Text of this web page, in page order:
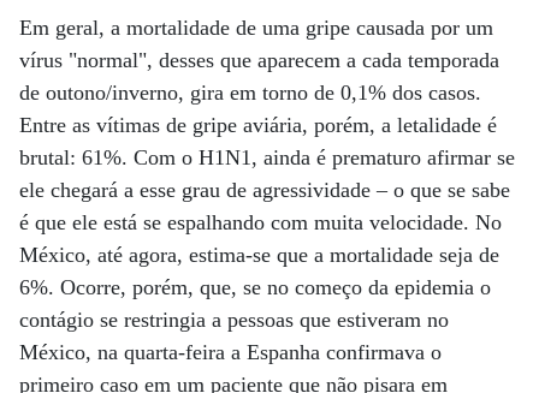
Em geral, a mortalidade de uma gripe causada por um
vírus "normal", desses que aparecem a cada temporada
de outono/inverno, gira em torno de 0,1% dos casos.
Entre as vítimas de gripe aviária, porém, a letalidade é
brutal: 61%. Com o H1N1, ainda é prematuro afirmar se
ele chegará a esse grau de agressividade – o que se sabe
é que ele está se espalhando com muita velocidade. No
México, até agora, estima-se que a mortalidade seja de
6%. Ocorre, porém, que, se no começo da epidemia o
contágio se restringia a pessoas que estiveram no
México, na quarta-feira a Espanha confirmava o
primeiro caso em um paciente que não pisara em